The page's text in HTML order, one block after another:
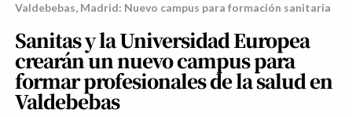
Valdebebas, Madrid: Nuevo campus para formación sanitaria
Sanitas y la Universidad Europea
crearán un nuevo campus para
formar profesionales de la salud en
Valdebebas